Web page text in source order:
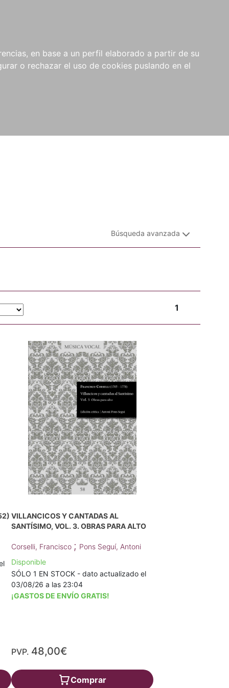
en base a un perfil elaborado a partir de su
o rechazar el uso de cookies puslando en el
NOVEDADES NOTICIAS
COMPRAS
INSTITUCIONALES
Búsqueda avanzada
1
VILLANCICOS Y CANTADAS AL
SANTÍSIMO, VOL. 3. OBRAS PARA ALTO
Corselli, Francisco ; Pons Seguí, Antoni
Disponible
SÓLO 1 EN STOCK - dato actualizado el
03/08/26 a las 23:04
¡GASTOS DE ENVÍO GRATIS!
PVP. 48,00€
Comprar